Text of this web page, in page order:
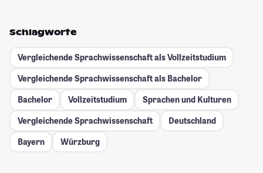
Schlagworte
Vergleichende Sprachwissenschaft als Vollzeitstudium
Vergleichende Sprachwissenschaft als Bachelor
Bachelor
Vollzeitstudium
Sprachen und Kulturen
Vergleichende Sprachwissenschaft
Deutschland
Bayern
Würzburg